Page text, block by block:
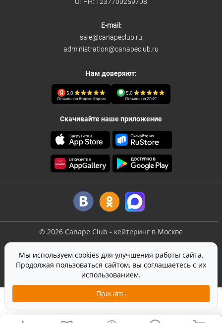
2 290 ₽ 12 шт. Добавить в корзину
ОГРН: 1237700259708
E-mail:
sale@canapeclub.ru
administration@canapeclub.ru
Нам доверяют:
5,0
Отзывы на Яндекс Картах
5,0
Отзывы на 2ГИС
Скачивайте наше приложение
© 2026 Canape Club - кейтеринг в Москве
Политика конфиденциальности
Согласие на обработку персональных данных
На сайте используетсяSmartCaptcha
Мы используем cookies для улучшения работы сайта.
Продолжая пользоваться сайтом, вы соглашаетесь с их
использованием.
Принять